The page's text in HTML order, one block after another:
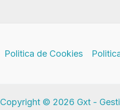
Politica de Cookies
Copyright © 2026 Gxt -